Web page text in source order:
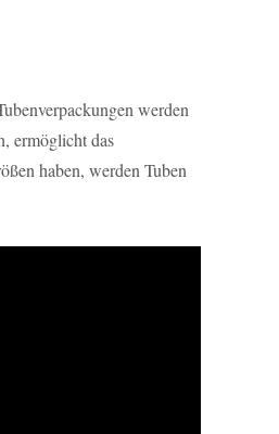
werden
ermöglicht das
haben, werden Tuben